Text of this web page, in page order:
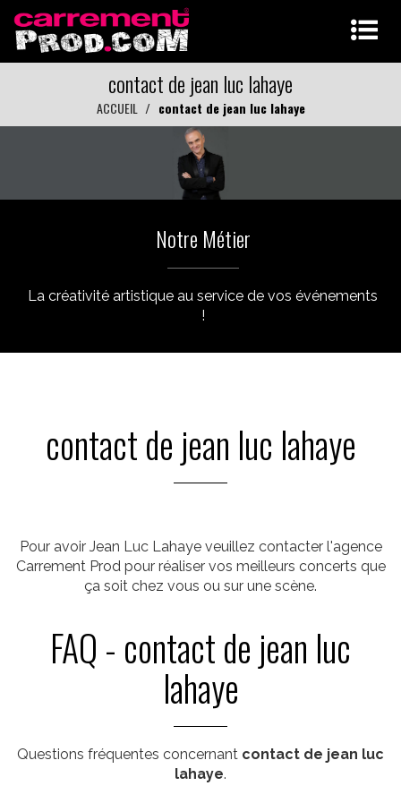
contact de jean luc lahaye
ACCUEIL contact de jean luc lahaye
Notre Métier
La créativité artistique au service de vos événements
!
contact de jean luc lahaye
Pour avoir Jean Luc Lahaye veuillez contacter l'agence
Carrement Prod pour réaliser vos meilleurs concerts que
ça soit chez vous ou sur une scène.
FAQ - contact de jean luc
lahaye
Questions fréquentes concernant contact de jean luc
lahaye.